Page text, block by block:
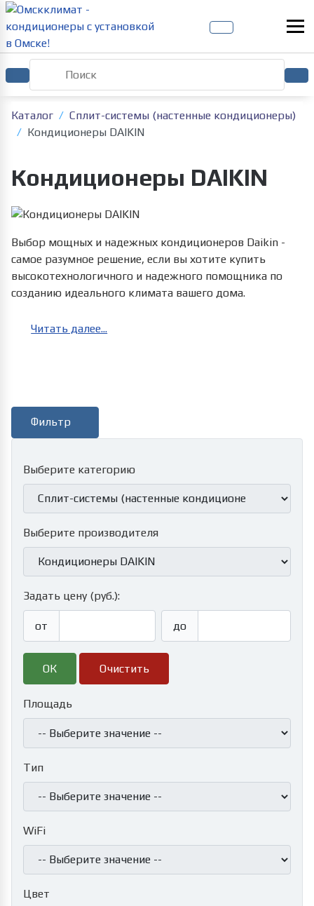
Каталог
Сплит-системы (настенные кондиционеры)
Кондиционеры DAIKIN
Кондиционеры DAIKIN
Выбор мощных и надежных кондиционеров Daikin -
самое разумное решение, если вы хотите купить
высокотехнологичного и надежного помощника по
созданию идеального климата вашего дома.
Читать далее...
Фильтр
Выберите категорию
Выберите производителя
Задать цену (руб.):
от до
Очистить
Площадь
Тип
WiFi
Цвет